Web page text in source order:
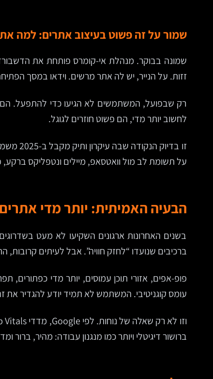
שמור על זה פשוט בעיצוב אתרים: למה
שמונה בבוקר. מנהלת אי-קומרס פותחת את
זזות. על הנייר, יש לה אתר מרשים. וידאו במסך
רק שבפועל, המשתמשים לא הגיעו כדי להתפעל.
לחשוב יותר מדי, הם פשוט חוזרים לגוגל.
על תשומת לב מול וואטסאפ, מיילים ונטפליקס
הבעיה האמיתית: יותר מדי
בשנים האחרונות ארגונים השקיעו לא מעט
ברכיבים שנועדו “לחזק חוויה”. אבל לעיתים
פופ-אפים, אזורי תוכן עמוסים, יותר מדי כפתורים,
עומס קוגניטיבי. המשתמש לא תמיד יודע להגדיר
ברושור דיגיטלי ויותר כמו מנגנון עבודה: מהיר, ברור